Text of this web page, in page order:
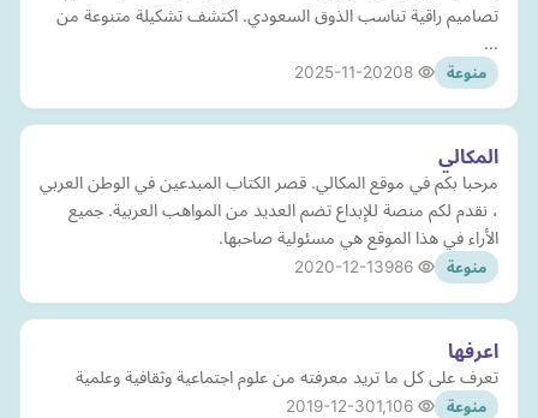
تصاميم راقية تناسب الذوق السعودي. اكتشف تشكيلة متنوعة من
…
منوعة 2025-11-20
المكالي
مرحبا بكم في موقع المكالي. قصر الكتاب المبدعين في الوطن العربي
، نقدم لكم منصة للإبداع تضم العديد من المواهب العربية. جميع
الأراء في هذا الموقع هي مسئولية صاحبها.
منوعة 2020-12-13
اعرفها
تعرف على كل ما تريد معرفته من علوم اجتماعية وثقافية وعلمية
منوعة 2019-12-30